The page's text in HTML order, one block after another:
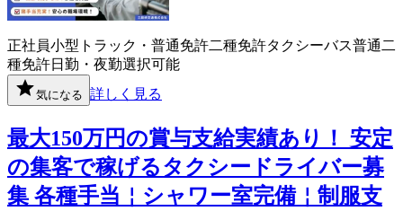
正社員小型トラック・普通免許二種免許タクシーバス普通二
種免許日勤・夜勤選択可能
気になる 詳しく見る
最大150万円の賞与支給実績あり！ 安定
の集客で稼げるタクシードライバー募
集 各種手当￤シャワー室完備￤制服支